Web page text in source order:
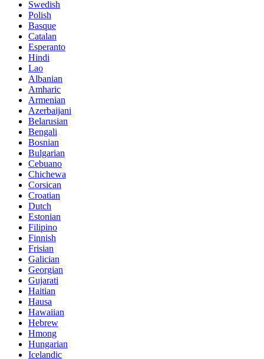
Swedish
Polish
Basque
Catalan
Esperanto
Hindi
Lao
Albanian
Amharic
Armenian
Azerbaijani
Belarusian
Bengali
Bosnian
Bulgarian
Cebuano
Chichewa
Corsican
Croatian
Dutch
Estonian
Filipino
Finnish
Frisian
Galician
Georgian
Gujarati
Haitian
Hausa
Hawaiian
Hebrew
Hmong
Hungarian
Icelandic